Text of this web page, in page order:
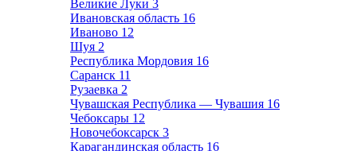
Великие Луки 3
Ивановская область 16
Иваново 12
Шуя 2
Республика Мордовия 16
Саранск 11
Рузаевка 2
Чувашская Республика — Чувашия 16
Чебоксары 12
Новочебоксарск 3
Карагандинская область 16